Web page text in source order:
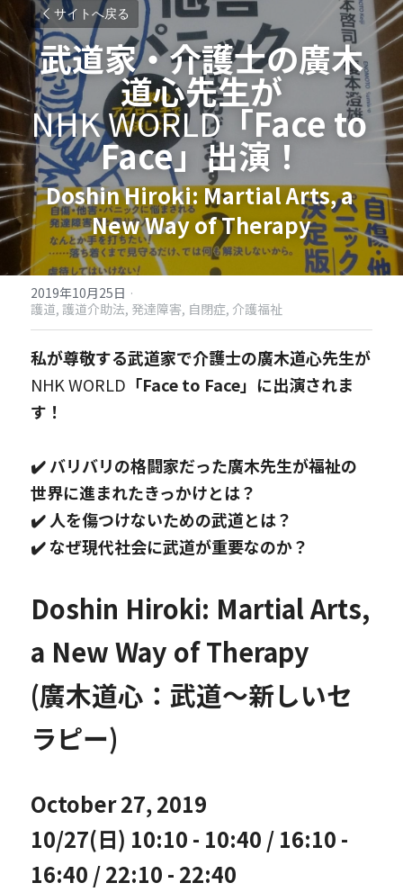
サイトへ戻る
武道家・介護士の廣木
道心先生が
NHK WORLD「Face to
Face」出演！
Doshin Hiroki: Martial Arts, a
New Way of Therapy
2019年10月25日 ·
護道, 護道介助法, 発達障害, 自閉症, 介護福祉
私が尊敬する武道家で介護士の廣木道心先生が
NHK WORLD 「Face to Face」に出演されま
す！
✔️ バリバリの格闘家だった廣木先生が福祉の
世界に進まれたきっかけとは？
✔️ 人を傷つけないための武道とは？
✔️ なぜ現代社会に武道が重要なのか？
Doshin Hiroki: Martial Arts,
a New Way of Therapy
(廣木道心：武道〜新しいセ
ラピー)
October 27, 2019
10/27(日) 10:10 - 10:40 / 16:10 -
16:40 / 22:10 - 22:40